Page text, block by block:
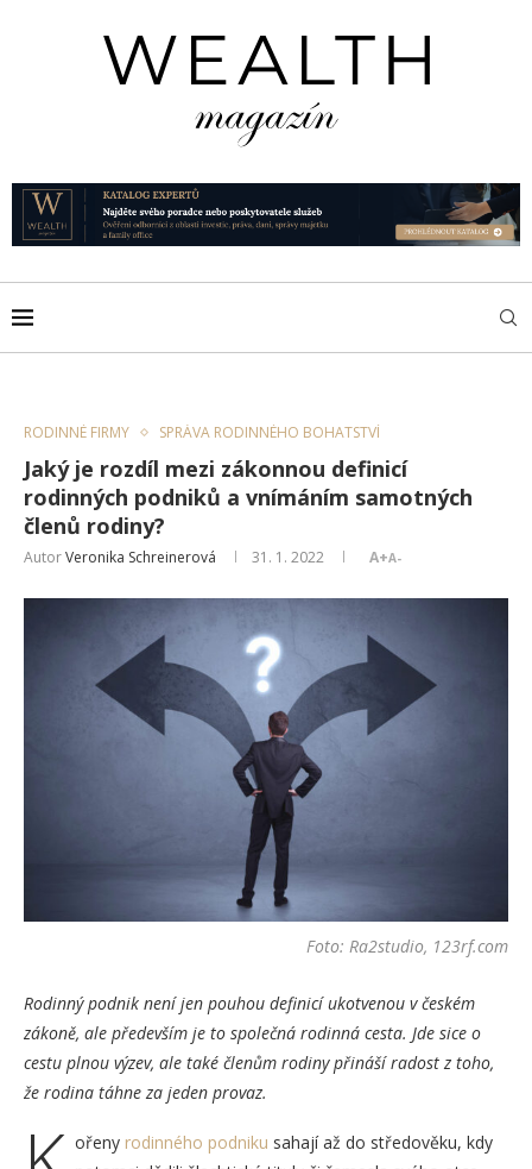
RODINNÉ FIRMY SPRÁVA RODINNÉHO BOHATSTVÍ
Jaký je rozdíl mezi zákonnou definicí
rodinných podniků a vnímáním samotných
členů rodiny?
AutorVeronika Schreinerová 31. 1. 2022 A+A-
Foto: Ra2studio, 123rf.com
Rodinný podnik není jen pouhou definicí ukotvenou v českém
zákoně, ale především je to společná rodinná cesta. Jde sice o
cestu plnou výzev, ale také členům rodiny přináší radost z toho,
že rodina táhne za jeden provaz.
ořeny rodinného podniku sahají až do středověku, kdy